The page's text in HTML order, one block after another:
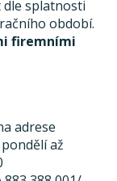
splatnosti
období.
firemními
adrese
až